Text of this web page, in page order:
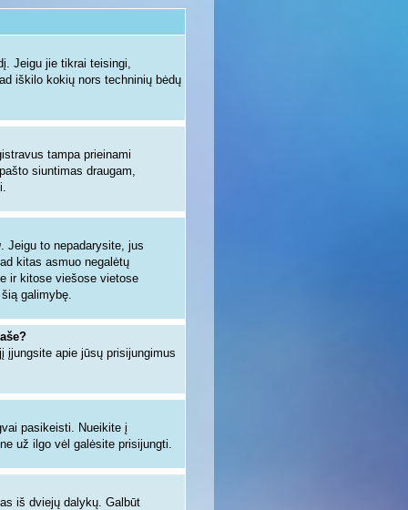
Jeigu jie tikrai teisingi,
iškilo kokių nors techninių bėdų
tampa prieinami
siuntimas draugam,
. Jeigu to nepadarysite, jus
kitas asmuo negalėtų
ir kitose viešose vietose
galimybę.
įjungsite apie jūsų prisijungimus
pasikeisti. Nueikite į
už ilgo vėl galėsite prisijungti.
iš dviejų dalykų. Galbūt